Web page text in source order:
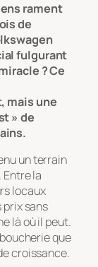
rament
de
fulgurant
? Ce
mais une
» de
un terrain
la
locaux
prix sans
là où il peut.
que
croissance.